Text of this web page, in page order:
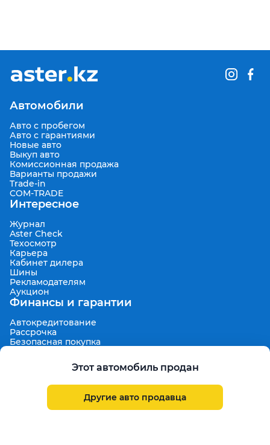
Этот автомобиль продан
Другие авто продавца
Автомобили
Авто с пробегом
Авто с гарантиями
Новые авто
Выкуп авто
Комиссионная продажа
Варианты продажи
Trade-in
COM-TRADE
Интересное
Журнал
Aster Check
Техосмотр
Карьера
Кабинет дилера
Шины
Рекламодателям
Аукцион
Финансы и гарантии
Автокредитование
Рассрочка
Безопасная покупка
Техническая гарантия 30 дней
Продленная гарантия
Aster Finance